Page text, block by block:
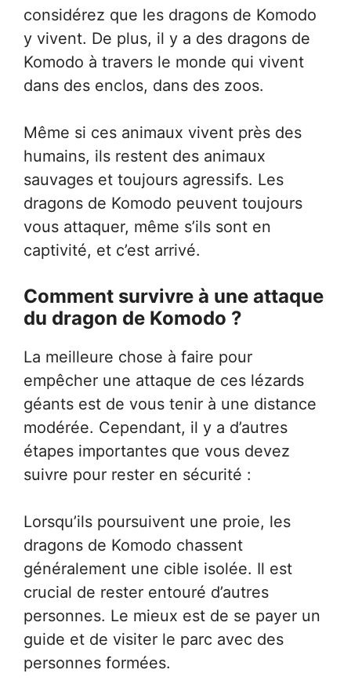
considérez que les dragons de Komodo
y vivent. De plus, il y a des dragons de
Komodo à travers le monde qui vivent
dans des enclos, dans des zoos.
Même si ces animaux vivent près des
humains, ils restent des animaux
sauvages et toujours agressifs. Les
dragons de Komodo peuvent toujours
vous attaquer, même s’ils sont en
captivité, et c’est arrivé.
Comment survivre à une attaque
du dragon de Komodo ?
La meilleure chose à faire pour
empêcher une attaque de ces lézards
géants est de vous tenir à une distance
modérée. Cependant, il y a d’autres
étapes importantes que vous devez
suivre pour rester en sécurité :
Lorsqu’ils poursuivent une proie, les
dragons de Komodo chassent
généralement une cible isolée. Il est
crucial de rester entouré d’autres
personnes. Le mieux est de se payer un
guide et de visiter le parc avec des
personnes formées.